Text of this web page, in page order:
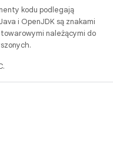
kodu podlegają
i OpenJDK są znakami
należącymi do